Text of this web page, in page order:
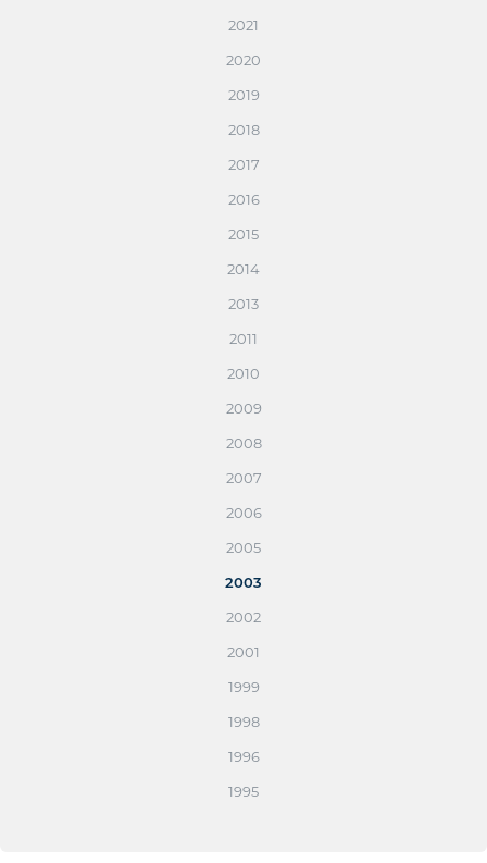
2021
2020
2019
2018
2017
2016
2015
2014
2013
2011
2010
2009
2008
2007
2006
2005
2003
2002
2001
1999
1998
1996
1995